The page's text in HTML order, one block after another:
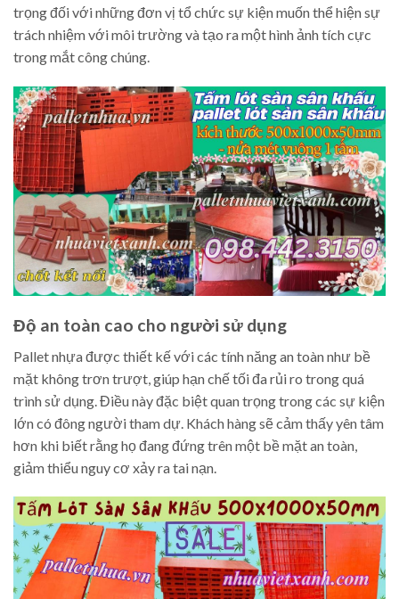
trọng đối với những đơn vị tổ chức sự kiện muốn thể hiện sự
trách nhiệm với môi trường và tạo ra một hình ảnh tích cực
trong mắt công chúng.
Độ an toàn cao cho người sử dụng
Pallet nhựa được thiết kế với các tính năng an toàn như bề
mặt không trơn trượt, giúp hạn chế tối đa rủi ro trong quá
trình sử dụng. Điều này đặc biệt quan trọng trong các sự kiện
lớn có đông người tham dự. Khách hàng sẽ cảm thấy yên tâm
hơn khi biết rằng họ đang đứng trên một bề mặt an toàn,
giảm thiểu nguy cơ xảy ra tai nạn.